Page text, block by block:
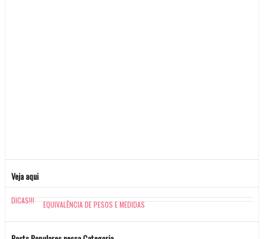
Veja aqui
DICAS!!! EQUIVALÊNCIA DE PESOS E MEDIDAS